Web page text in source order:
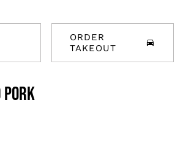
ORDER
TAKEOUT
Pork